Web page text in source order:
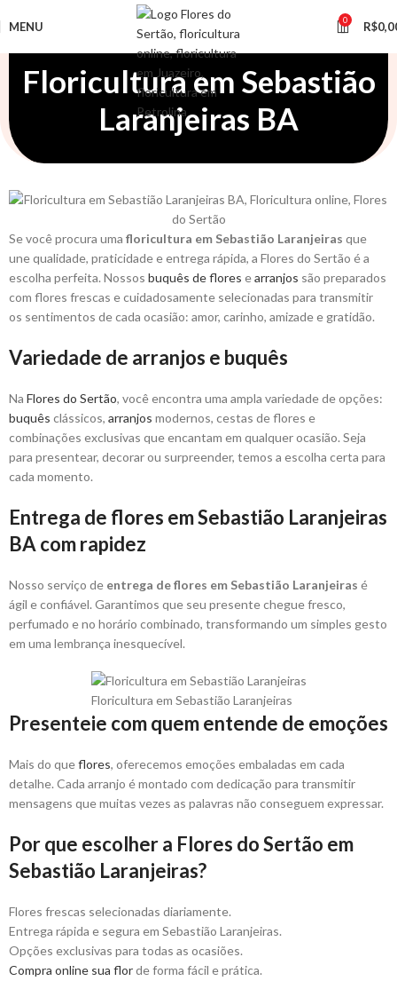
MENU 0 R$
Floricultura em Sebastião
Laranjeiras BA
Se você procura uma floricultura em Sebastião Laranjeiras que
une qualidade, praticidade e entrega rápida, a Flores do Sertão é a
escolha perfeita. Nossos buquês de flores earranjos são preparados
com flores frescas e cuidadosamente selecionadas para transmitir
os sentimentos de cada ocasião: amor, carinho, amizade e gratidão.
Variedade de arranjos e buquês
Na Flores do Sertão, você encontra uma ampla variedade de opções:
buquês clássicos, arranjos modernos, cestas de flores e
combinações exclusivas que encantam em qualquer ocasião. Seja
para presentear, decorar ou surpreender, temos a escolha certa para
cada momento.
Entrega de flores em Sebastião Laranjeiras
BA com rapidez
Nosso serviço de entrega de flores em Sebastião Laranjeiras é
ágil e confiável. Garantimos que seu presente chegue fresco,
perfumado e no horário combinado, transformando um simples gesto
em uma lembrança inesquecível.
Floricultura em Sebastião Laranjeiras
Presenteie com quem entende de emoções
Mais do queflores, oferecemos emoções embaladas em cada
detalhe. Cada arranjo é montado com dedicação para transmitir
mensagens que muitas vezes as palavras não conseguem expressar.
Por que escolher a Flores do Sertão em
Sebastião Laranjeiras?
Flores frescas selecionadas diariamente.
Entrega rápida e segura em Sebastião Laranjeiras.
Opções exclusivas para todas as ocasiões.
Compra online sua florde forma fácil e prática.